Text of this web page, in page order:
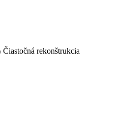
Čiastočná rekonštrukcia